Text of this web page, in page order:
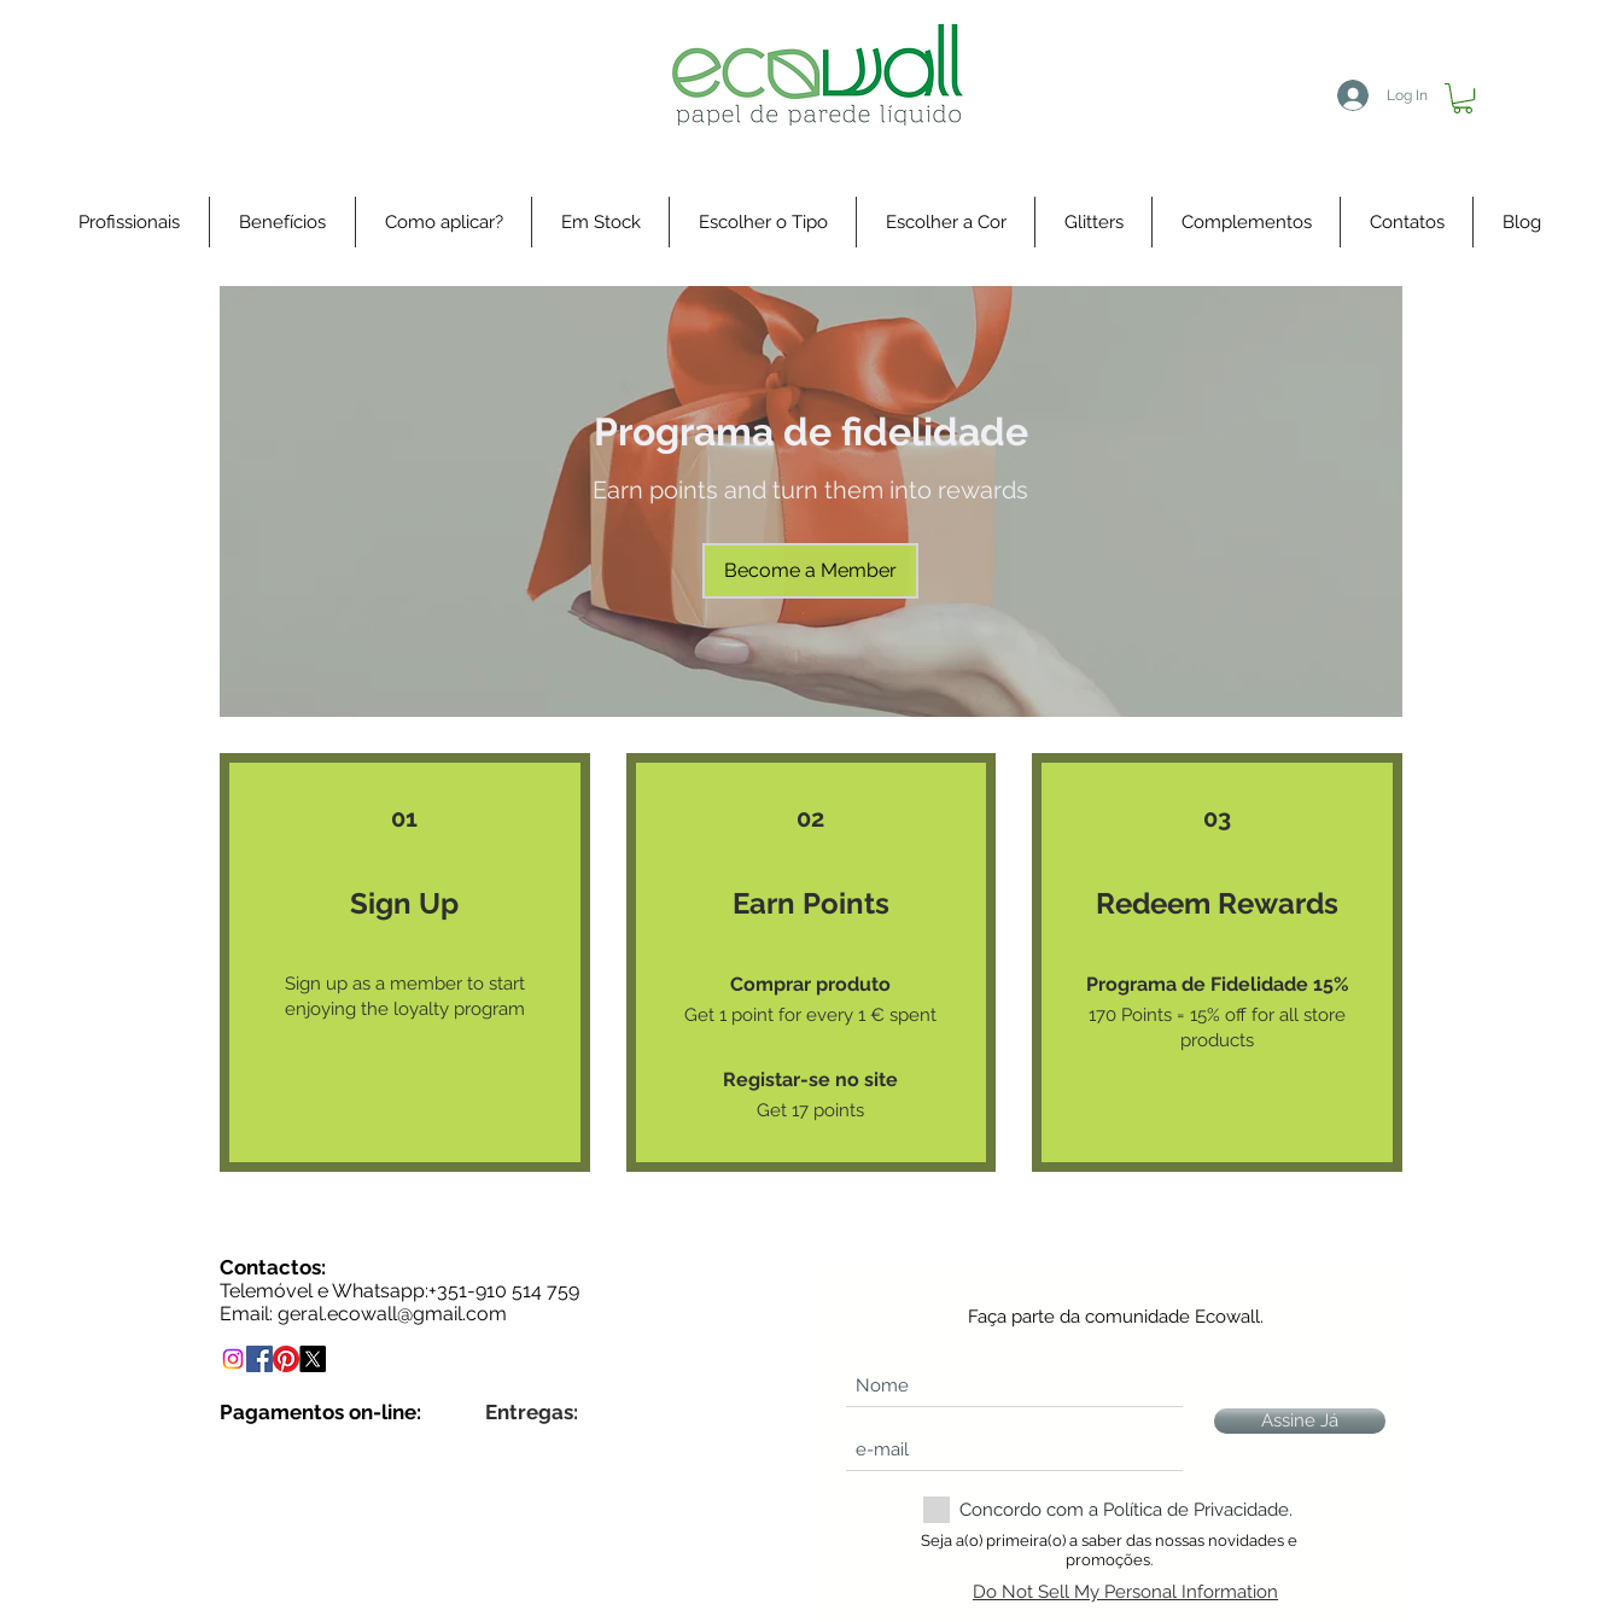
Log In
Profissionais Benefícios Como aplicar? Em Stock Escolher o Tipo Escolher a Cor Glitters Complementos Contatos Blog
Programa de fidelidade
Earn points and turn them into rewards
Become a Member
01
Sign Up
Sign up as a member to start
enjoying the loyalty program
02
Earn Points
Comprar produto
Get 1 point for every 1 € spent
Registar-se no site
Get 17 points
03
Redeem Rewards
Programa de Fidelidade 15%
170 Points = 15% off for all store
products
Contactos:
Telemóvel e Whatsapp:+351-910 514 759
Email: geral.ecowall@gmail.com
Pagamentos on-line: Entregas:
Faça parte da comunidade Ecowall.
Assine Já
Concordo com a Política de Privacidade.
Seja a(o) primeira(o) a saber das nossas novidades e
promoções.
Do Not Sell My Personal Information